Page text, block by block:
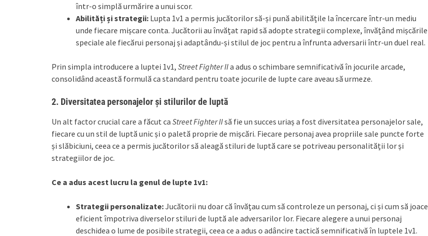
într-o simplă urmărire a unui scor.
Abilități și strategii: Lupta 1v1 a permis jucătorilor să-și pună abilitățile la încercare într-un mediu
unde fiecare mișcare conta. Jucătorii au învățat rapid să adopte strategii complexe, învățând mișcările
speciale ale fiecărui personaj și adaptându-și stilul de joc pentru a înfrunta adversarii într-un duel real.
Prin simpla introducere a luptei 1v1, Street Fighter IIa adus o schimbare semnificativă în jocurile arcade,
consolidând această formulă ca standard pentru toate jocurile de lupte care aveau să urmeze.
2. Diversitatea personajelor și stilurilor de luptă
Un alt factor crucial care a făcut ca Street Fighter IIsă fie un succes uriaș a fost diversitatea personajelor sale,
fiecare cu un stil de luptă unic și o paletă proprie de mișcări. Fiecare personaj avea propriile sale puncte forte
și slăbiciuni, ceea ce a permis jucătorilor să aleagă stiluri de luptă care se potriveau personalității lor și
strategiilor de joc.
Ce a adus acest lucru la genul de lupte 1v1:
Strategii personalizate:Jucătorii nu doar că învățau cum să controleze un personaj, ci și cum să joace
eficient împotriva diverselor stiluri de luptă ale adversarilor lor. Fiecare alegere a unui personaj
deschidea o lume de posibile strategii, ceea ce a adus o adâncire tactică semnificativă în luptele 1v1.